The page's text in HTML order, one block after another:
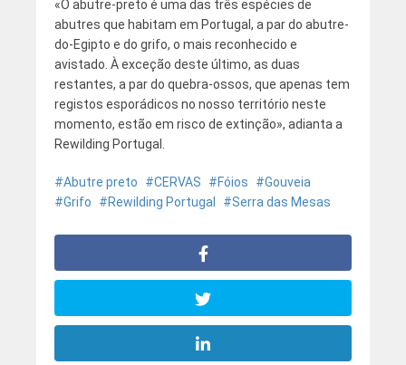
«O abutre-preto é uma das três espécies de
abutres que habitam em Portugal, a par do abutre-
do-Egipto e do grifo, o mais reconhecido e
avistado. À exceção deste último, as duas
restantes, a par do quebra-ossos, que apenas tem
registos esporádicos no nosso território neste
momento, estão em risco de extinção», adianta a
Rewilding Portugal.
Abutre preto CERVAS Fóios
Gouveia
Grifo
Rewilding Portugal Serra das Mesas